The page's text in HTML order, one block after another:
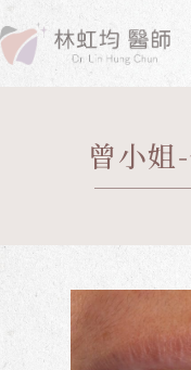
曾小姐